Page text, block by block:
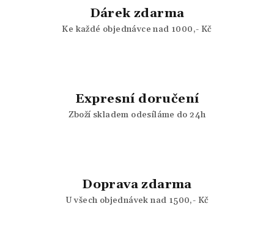
Dárek zdarma
Ke každé objednávce nad 1000,- Kč
Expresní doručení
Zboží skladem odesíláme do 24h
Doprava zdarma
U všech objednávek nad 1500,- Kč